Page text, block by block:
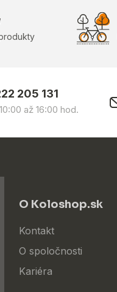
205 131
až 16:00 hod.
O Koloshop.sk
Kontakt
O spoločnosti
Kariéra